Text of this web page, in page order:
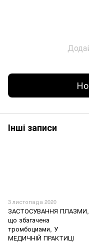
Інші записи
3 листопада 2020
ЗАСТОСУВАННЯ ПЛАЗМИ,
що збагачена
тромбоциами, У
МЕДИЧНІЙ ПРАКТИЦІ